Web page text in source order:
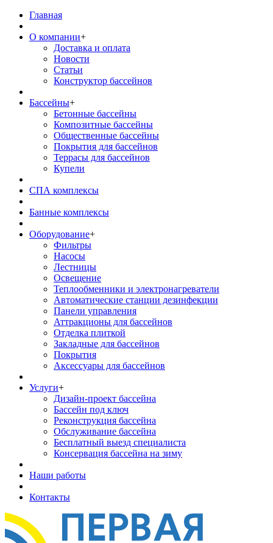
Главная
О компании+
Доставка и оплата
Новости
Статьи
Конструктор бассейнов
Бассейны+
Бетонные бассейны
Композитные бассейны
Общественные бассейны
Покрытия для бассейнов
Террасы для бассейнов
Купели
СПА комплексы
Банные комплексы
Оборудование+
Фильтры
Насосы
Лестницы
Освещение
Теплообменники и электронагреватели
Автоматические станции дезинфекции
Панели управления
Аттракционы для бассейнов
Отделка плиткой
Закладные для бассейнов
Покрытия
Аксессуары для бассейнов
Услуги+
Дизайн-проект бассейна
Бассейн под ключ
Реконструкция бассейна
Обслуживание бассейна
Бесплатный выезд специалиста
Консервация бассейна на зиму
Наши работы
Контакты